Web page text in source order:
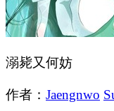
溺毙又何妨
作者： Jaengnwo